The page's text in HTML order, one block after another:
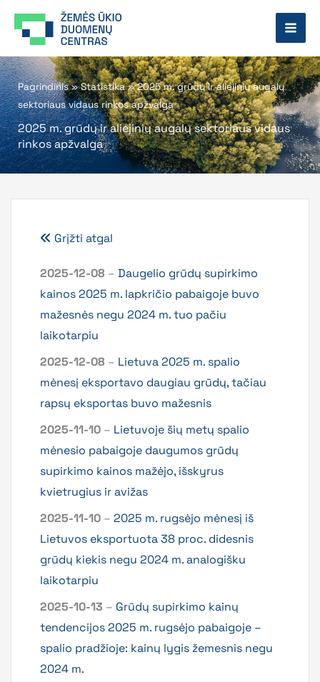
prie
Pagrindinis»Statistika»2025 m. grūdų ir aliejinių augalų
sektoriaus vidaus rinkos apžvalga
2025 m. grūdų ir aliejinių augalų sektoriaus vidaus
rinkos apžvalga
Grįžti atgal
2025-12-08 – Daugelio grūdų supirkimo
kainos 2025 m. lapkričio pabaigoje buvo
mažesnės negu 2024 m. tuo pačiu
laikotarpiu
2025-12-08 – Lietuva 2025 m. spalio
mėnesį eksportavo daugiau grūdų, tačiau
rapsų eksportas buvo mažesnis
2025-11-10 – Lietuvoje šių metų spalio
mėnesio pabaigoje daugumos grūdų
supirkimo kainos mažėjo, išskyrus
kvietrugius ir avižas
2025-11-10 – 2025 m. rugsėjo mėnesį iš
Lietuvos eksportuota 38 proc. didesnis
grūdų kiekis negu 2024 m. analogišku
laikotarpiu
2025-10-13 – Grūdų supirkimo kainų
tendencijos 2025 m. rugsėjo pabaigoje –
spalio pradžioje: kainų lygis žemesnis negu
2024 m.